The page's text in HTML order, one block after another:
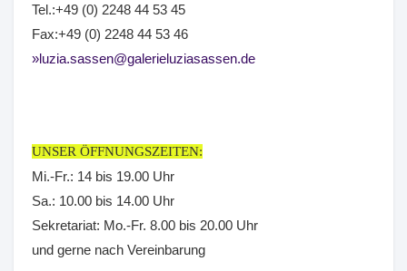
Tel.:+49 (0) 2248 44 53 45
Fax:+49 (0) 2248 44 53 46
luzia.sassen@galerieluziasassen.de
UNSER ÖFFNUNGSZEITEN:
Mi.-Fr.: 14 bis 19.00 Uhr
Sa.: 10.00 bis 14.00 Uhr
Sekretariat: Mo.-Fr. 8.00 bis 20.00 Uhr
und gerne nach Vereinbarung